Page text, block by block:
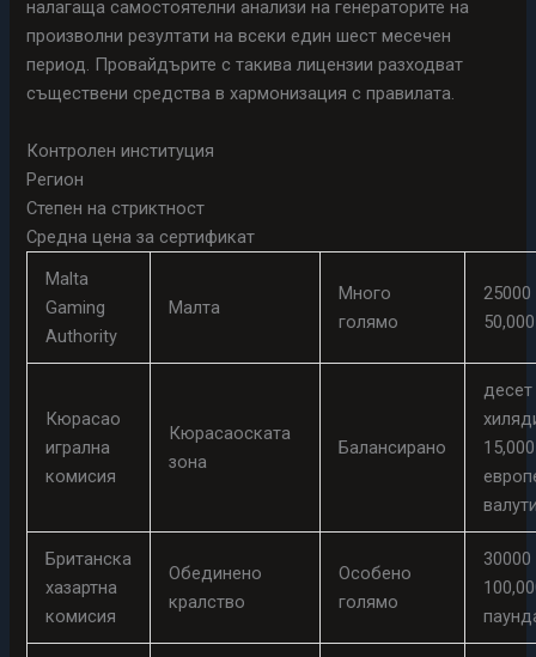
налагаща самостоятелни анализи на генераторите на
произволни резултати на всеки един шест месечен
период. Провайдърите с такива лицензии разходват
съществени средства в хармонизация с правилата.
Контролен институция
Регион
Степен на стриктност
Средна цена за сертификат
Malta
Gaming
Authority
Малта
Много
голямо
25000
Кюрасао
игрална
комисия
Кюрасаоската
зона
Балансирано
десет
15,000
Британска
хазартна
комисия
Обединено
кралство
Особено
голямо
30000